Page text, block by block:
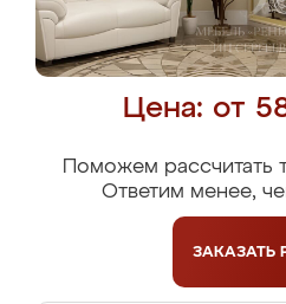
Цена: от
Поможем рассчитать
Ответим менее,
ЗАКАЗАТЬ